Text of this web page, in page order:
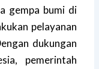
gempa bumi di
pelayanan
dukungan
pemerintah